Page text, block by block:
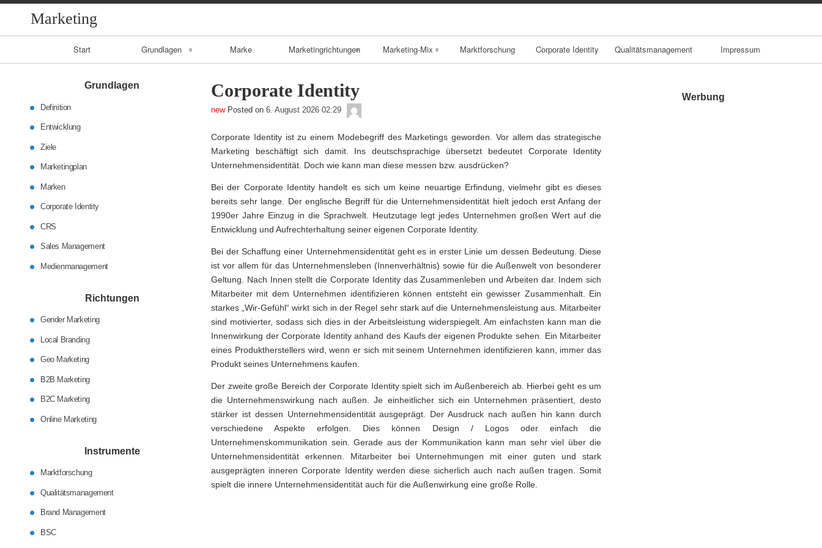
Marketing
Start Grundlagen Marke Marketingrichtungen
Geo Marketing
B2B Marketing
B2C Marketing
E-Business
Marketing-Mix
Kommunikationsp
olitik
Vertriebspolitik
Brand
Management
BSC
Marktforschung Corporate Identity Qualitätsmanagement Impressum
Corporate Identity
Posted on 6. August 2026 02:29
Corporate Identity ist zu einem Modebegriff des Marketings geworden. Vor allem das strategische
Marketing beschäftigt sich damit. Ins deutschsprachige übersetzt bedeutet Corporate Identity
Unternehmensidentität. Doch wie kann man diese messen bzw. ausdrücken?
Bei der Corporate Identity handelt es sich um keine neuartige Erfindung, vielmehr gibt es dieses
bereits sehr lange. Der englische Begriff für die Unternehmensidentität hielt jedoch erst Anfang der
1990er Jahre Einzug in die Sprachwelt. Heutzutage legt jedes Unternehmen großen Wert auf die
Entwicklung und Aufrechterhaltung seiner eigenen Corporate Identity.
Bei der Schaffung einer Unternehmensidentität geht es in erster Linie um dessen Bedeutung. Diese
ist vor allem für das Unternehmensleben (Innenverhältnis) sowie für die Außenwelt von besonderer
Geltung. Nach Innen stellt die Corporate Identity das Zusammenleben und Arbeiten dar. Indem sich
Mitarbeiter mit dem Unternehmen identifizieren können entsteht ein gewisser Zusammenhalt. Ein
starkes „Wir-Gefühl“ wirkt sich in der Regel sehr stark auf die Unternehmensleistung aus. Mitarbeiter
sind motivierter, sodass sich dies in der Arbeitsleistung widerspiegelt. Am einfachsten kann man die
Innenwirkung der Corporate Identity anhand des Kaufs der eigenen Produkte sehen. Ein Mitarbeiter
eines Produktherstellers wird, wenn er sich mit seinem Unternehmen identifizieren kann, immer das
Produkt seines Unternehmens kaufen.
Der zweite große Bereich der Corporate Identity spielt sich im Außenbereich ab. Hierbei geht es um
die Unternehmenswirkung nach außen. Je einheitlicher sich ein Unternehmen präsentiert, desto
stärker ist dessen Unternehmensidentität ausgeprägt. Der Ausdruck nach außen hin kann durch
verschiedene Aspekte erfolgen. Dies können Design / Logos oder einfach die
Unternehmenskommunikation sein. Gerade aus der Kommunikation kann man sehr viel über die
Unternehmensidentität erkennen. Mitarbeiter bei Unternehmungen mit einer guten und stark
ausgeprägten inneren Corporate Identity werden diese sicherlich auch nach außen tragen. Somit
spielt die innere Unternehmensidentität auch für die Außenwirkung eine große Rolle.
Werbung
Grundlagen
Definition
Entwicklung
Ziele
Marketingplan
Marken
Corporate Identity
CRS
Sales Management
Medienmanagement
Richtungen
Gender Marketing
Local Branding
Geo Marketing
B2B Marketing
B2C Marketing
Online Marketing
Instrumente
Marktforschung
Qualitätsmanagement
Brand Management
BSC